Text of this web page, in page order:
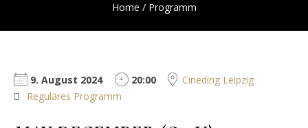
Home / Programm
9. August 2024 20:00
Cineding Leipzig
Reguläres Programm